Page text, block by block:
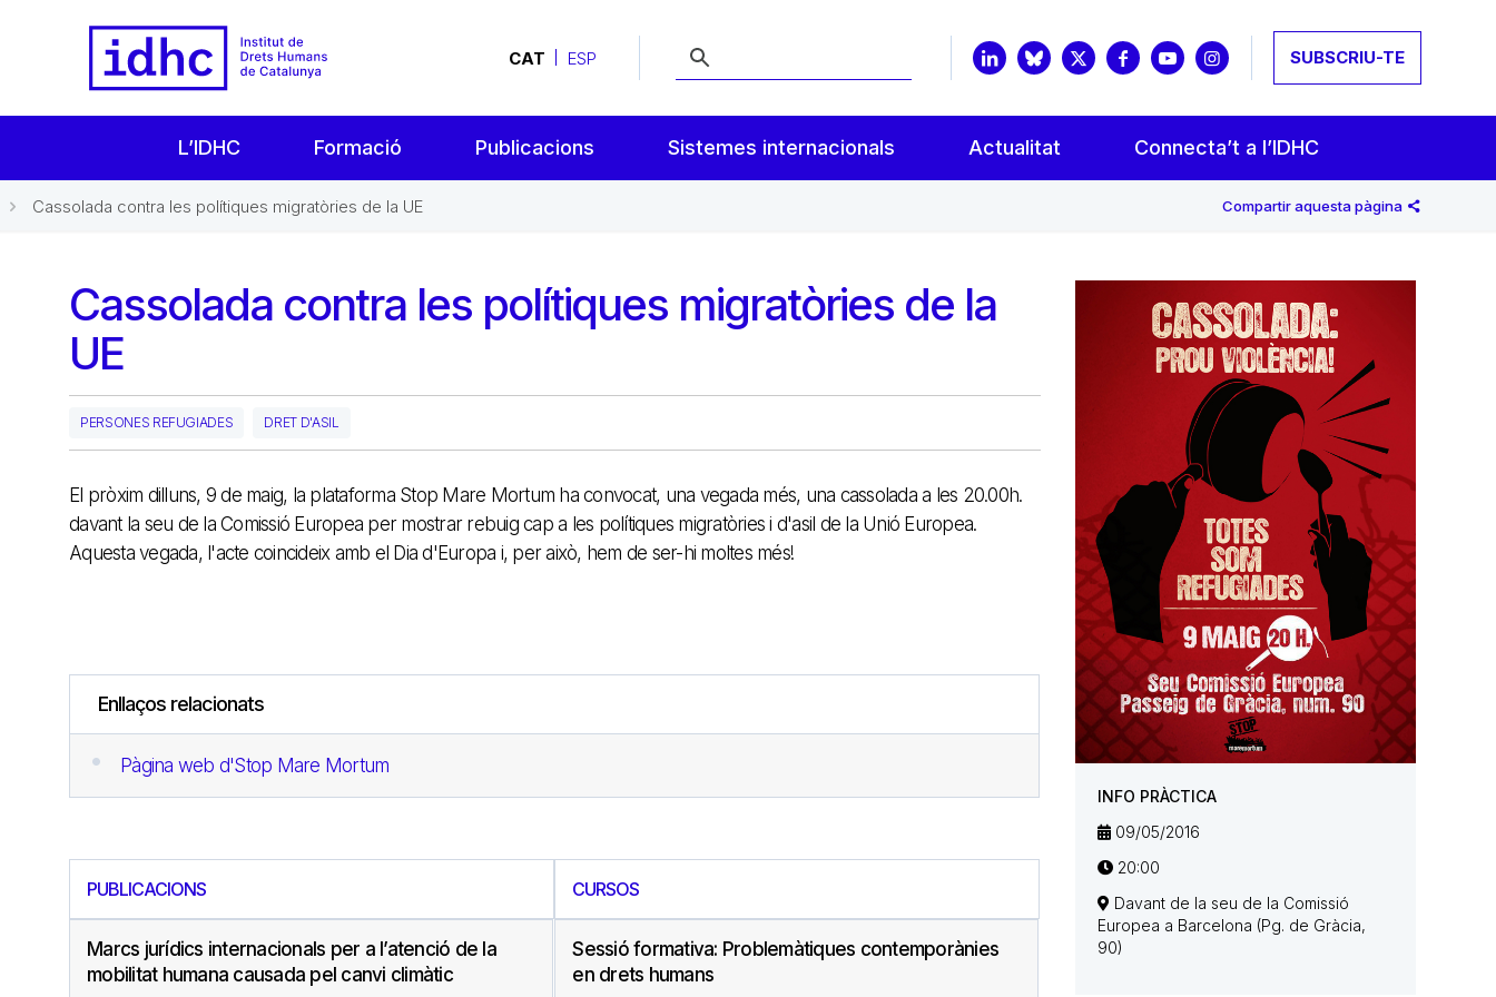
CAT ESP SUBSCRIU-TE
L’IDHC Formació Publicacions Sistemes internacionals Actualitat Connecta’t a l’IDHC
Cassolada contra les polítiques migratòries de la UE Compartir aquesta pàgina
Cassolada contra les polítiques migratòries de la
UE
PERSONES REFUGIADES DRET D'ASIL
El pròxim dilluns, 9 de maig, la plataforma Stop Mare Mortum ha convocat, una vegada més, una cassolada a les 20.00h.
davant la seu de la Comissió Europea per mostrar rebuig cap a les polítiques migratòries i d'asil de la Unió Europea.
Aquesta vegada, l'acte coincideix amb el Dia d'Europa i, per això, hem de ser-hi moltes més!
Enllaços relacionats
Pàgina web d'Stop Mare Mortum
PUBLICACIONS
Marcs jurídics internacionals per a l’atenció de la
mobilitat humana causada pel canvi climàtic
CURSOS
Sessió formativa: Problemàtiques contemporànies
en drets humans
INFO PRÀCTICA
09/05/2016
20:00
Davant de la seu de la Comissió
Europea a Barcelona (Pg. de Gràcia,
90)